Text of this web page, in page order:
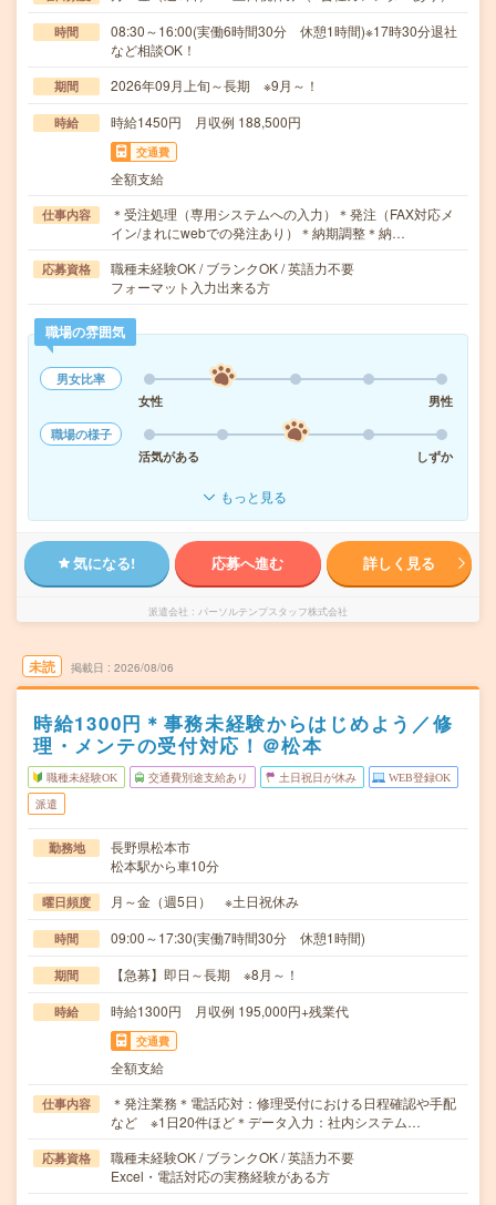
時間
08:30～16:00(実働6時間30分 休憩1時間)※17時30分退社
など相談OK！
期間 2026年09月上旬～長期 ※9月～！
時給 時給1450円 月収例 188,500円
交通費
全額支給
仕事内容
＊受注処理（専用システムへの入力）＊発注（FAX対応メ
イン/まれにwebでの発注あり）＊納期調整＊納…
応募資格
職種未経験OK / ブランクOK / 英語力不要
フォーマット入力出来る方
職場の雰囲気
男女比率
女性
男性
職場の様子
活気がある
しずか
もっと見る
気になる! 応募へ進む 詳しく見る
派遣会社 パーソルテンプスタッフ株式会社
未読 掲載日 2026/08/06
時給1300円＊事務未経験からはじめよう／修
理・メンテの受付対応！＠松本
職種未経験OK 交通費別途支給あり 土日祝日が休み WEB登録OK
派遣
勤務地
長野県松本市
松本駅から車10分
曜日頻度 月～金（週5日） ※土日祝休み
時間 09:00～17:30(実働7時間30分 休憩1時間)
期間 【急募】即日～長期 ※8月～！
時給 時給1300円 月収例 195,000円+残業代
交通費
全額支給
仕事内容
＊発注業務＊電話応対：修理受付における日程確認や手配
など ※1日20件ほど＊データ入力：社内システム…
応募資格
職種未経験OK / ブランクOK / 英語力不要
Excel・電話対応の実務経験がある方